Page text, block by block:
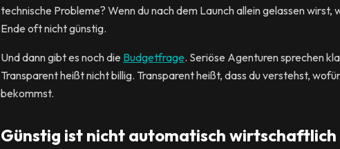
technische Probleme? Wenn du nach dem Launch allein gelassen
Ende oft nicht günstig.
Und dann gibt es noch die Budgetfrage. Seriöse Agenturen sprechen
Transparent heißt nicht billig. Transparent heißt, dass du verstehst,
bekommst.
Günstig ist nicht automatisch wirtschaftlich